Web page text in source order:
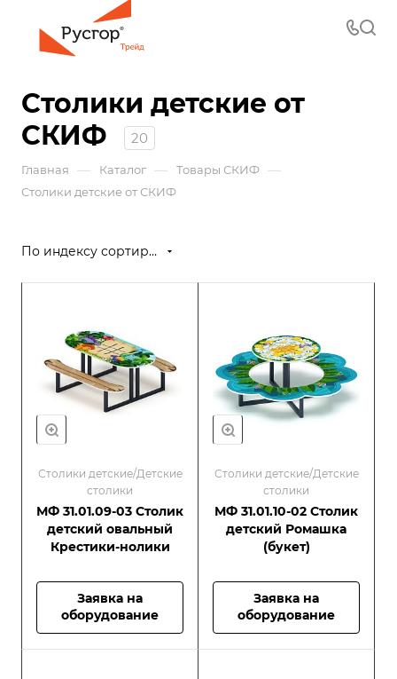
Столики детские от
СКИФ
20
Главная — Каталог — Товары СКИФ —
Столики детские от СКИФ
По индексу сортировки (возрастание)
Столики детские/Детские
столики
МФ 31.01.09-03 Столик
детский овальный
Крестики-нолики
Заявка на
оборудование
Столики детские/Детские
столики
МФ 31.01.10-02 Столик
детский Ромашка
(букет)
Заявка на
оборудование